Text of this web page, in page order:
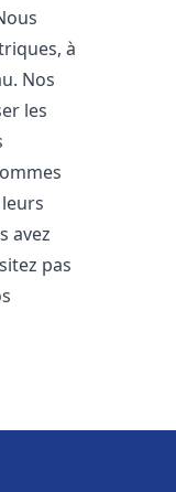
à
Nos
les
avez
pas